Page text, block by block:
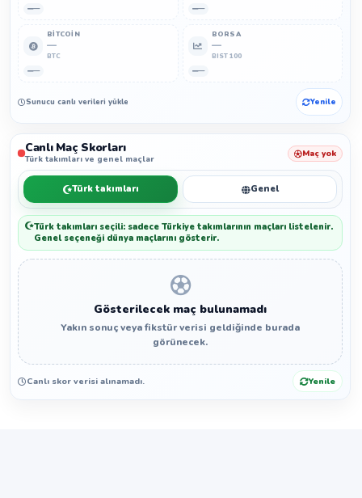
—
—
BITCOIN
—
BTC
—
BORSA
—
BIST 100
—
Sunucu canlı verileri yükleyemedi. Yenile
Canlı Maç Skorları
Türk takımları ve genel maçlar
Maç yok
Türk takımları Genel
Türk takımları seçili: sadece Türkiye takımlarının maçları listelenir.
Genel seçeneği dünya maçlarını gösterir.
Gösterilecek maç bulunamadı
Yakın sonuç veya fikstür verisi geldiğinde burada
görünecek.
Canlı skor verisi alınamadı. Yenile